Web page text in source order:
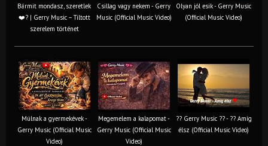
Bármit mondasz, szeretlek
❤️‍? | Gerry Music – Tiltott
szerelem történet
Csillag vagy nekem - Gerry
Music (Official Music Video)
Olyan jól esik - Gerry Music
(Official Music Video)
Múlnak a gyermekévek -
Gerry Music (Official Music
Video)
Megemelem a kalapomat -
Gerry Music (Official Music
Video)
?? Gerry Music ?? - ?? Amíg
élsz (Official Music Video)